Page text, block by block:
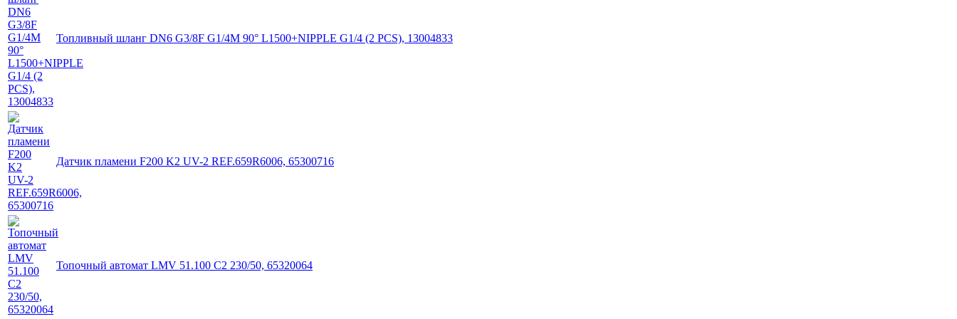
Топливный шланг DN6 G3/8F G1/4M 90° L1500+NIPPLE G1/4 (2 PCS), 13004833
Датчик пламени F200 K2 UV-2 REF.659R6006, 65300716
Топочный автомат LMV 51.100 C2 230/50, 65320064